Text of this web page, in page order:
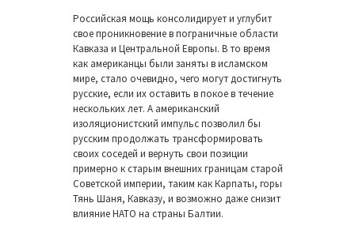
Российская мощь консолидирует и углубит
свое проникновение в пограничные области
Кавказа и Центральной Европы. В то время
как американцы были заняты в исламском
мире, стало очевидно, чего могут достигнуть
русские, если их оставить в покое в течение
нескольких лет. А американский
изоляционистский импульс позволил бы
русским продолжать трансформировать
своих соседей и вернуть свои позиции
примерно к старым внешних границам старой
Советской империи, таким как Карпаты, горы
Тянь Шаня, Кавказу, и возможно даже снизит
влияние НАТО на страны Балтии.